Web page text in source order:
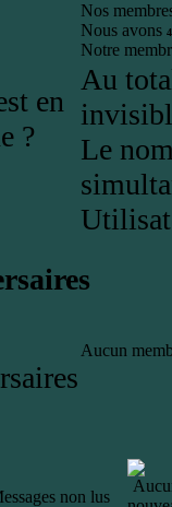
Nos
Nous avons
Notre
Au
Le
Aucun
non lus